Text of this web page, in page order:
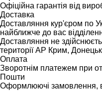
Офіційна гарантія від
Доставка
Доставляння кур'єром по
найближче до вас
Доставляння не
території АР Крим,
Оплата
Зворотнім платежем при
Пошти
Оформлюючі замовлення,